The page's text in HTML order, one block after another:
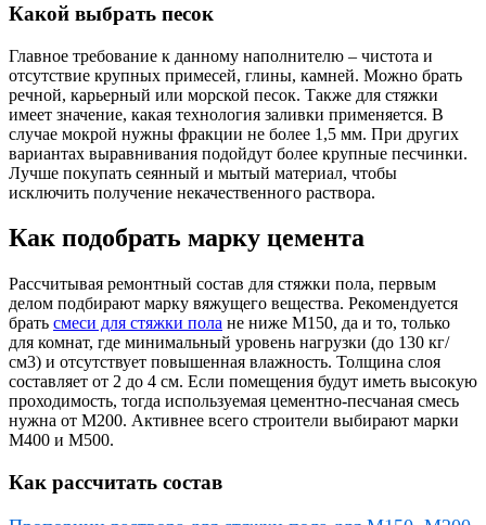
Какой выбрать песок
Главное требование к данному наполнителю – чистота и
отсутствие крупных примесей, глины, камней. Можно брать
речной, карьерный или морской песок. Также для стяжки
имеет значение, какая технология заливки применяется. В
случае мокрой нужны фракции не более 1,5 мм. При других
вариантах выравнивания подойдут более крупные песчинки.
Лучше покупать сеянный и мытый материал, чтобы
исключить получение некачественного раствора.
Как подобрать марку цемента
Рассчитывая ремонтный состав для стяжки пола, первым
делом подбирают марку вяжущего вещества. Рекомендуется
брать смеси для стяжки пола не ниже М150, да и то, только
для комнат, где минимальный уровень нагрузки (до 130 кг/
см3) и отсутствует повышенная влажность. Толщина слоя
составляет от 2 до 4 см. Если помещения будут иметь высокую
проходимость, тогда используемая цементно-песчаная смесь
нужна от М200. Активнее всего строители выбирают марки
М400 и М500.
Как рассчитать состав